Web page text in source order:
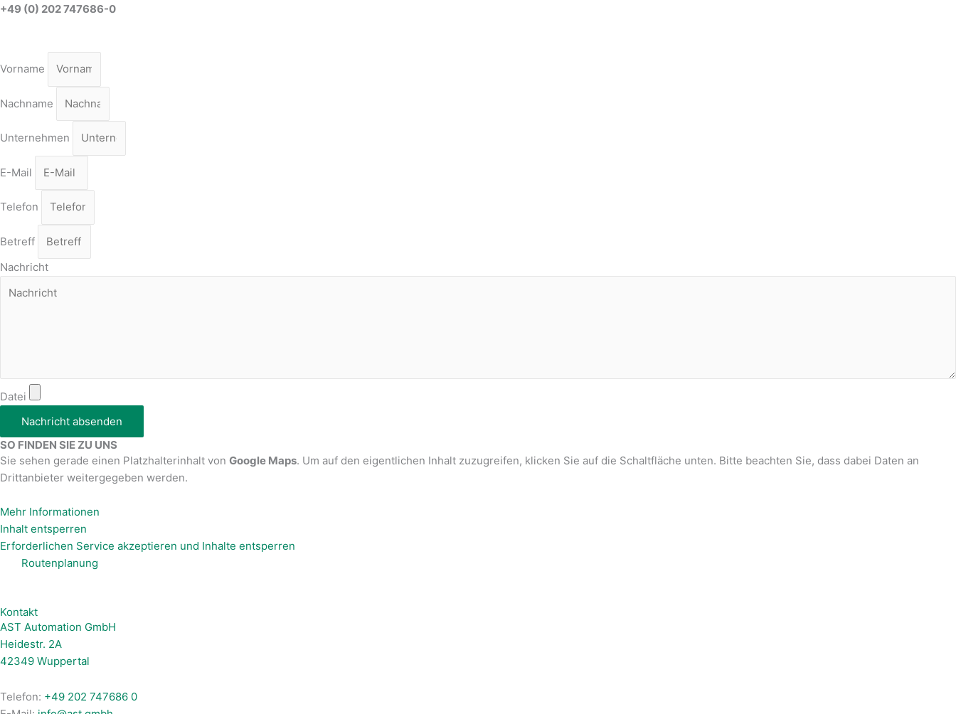
+49 (0) 202 747686-0
Vorname
Nachname
Unternehmen
E-Mail
Telefon
Betreff
Nachricht
Datei
Nachricht absenden
SO FINDEN SIE ZU UNS
Sie sehen gerade einen Platzhalterinhalt von Google Maps. Um auf den eigentlichen Inhalt zuzugreifen, klicken Sie auf die Schaltfläche unten. Bitte beachten Sie, dass dabei Daten an
Drittanbieter weitergegeben werden.
Mehr Informationen
Inhalt entsperren
Erforderlichen Service akzeptieren und Inhalte entsperren
Routenplanung
Kontakt
AST Automation GmbH
Heidestr. 2A
42349 Wuppertal
Telefon: +49 202 747686 0